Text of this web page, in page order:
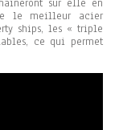
sur elle en
le meilleur acier
ships, les « triple
ce qui permet